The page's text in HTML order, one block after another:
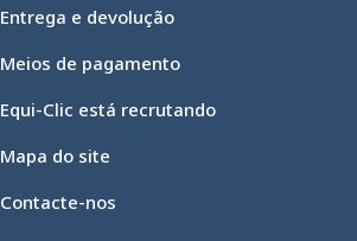
Entrega e devolução
Meios de pagamento
Equi-Clic está recrutando
Mapa do site
Contacte-nos